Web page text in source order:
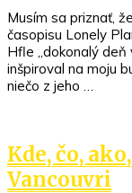
Musím sa priznať,
časopisu Lonely
Hӧfle „dokonalý
inšpiroval na moju
niečo z jeho …
Kde, čo,
Vancouvri